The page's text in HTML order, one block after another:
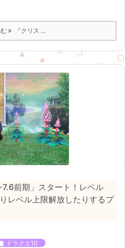
『クリス ...
7.6前期」スタート！レベル
レベル上限解放したりするプ
ドラクエ10